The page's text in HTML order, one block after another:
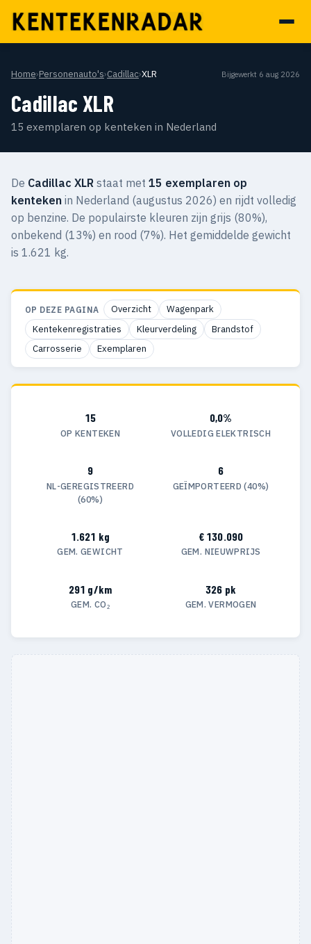
Home›Personenauto's›Cadillac›XLR Bijgewerkt 6 aug 2026
Cadillac XLR
15 exemplaren op kenteken in Nederland
De Cadillac XLR staat met 15 exemplaren op
kenteken in Nederland (augustus 2026) en rijdt volledig
op benzine. De populairste kleuren zijn grijs (80%),
onbekend (13%) en rood (7%). Het gemiddelde gewicht
is 1.621 kg.
OP DEZE PAGINA Overzicht
Wagenpark
Kentekenregistraties
Kleurverdeling
Brandstof
Carrosserie
Exemplaren
15
OP KENTEKEN
0,0%
VOLLEDIG ELEKTRISCH
9
NL-GEREGISTREERD
(60%)
6
GEÏMPORTEERD (40%)
1.621 kg
GEM. GEWICHT
€ 130.090
GEM. NIEUWPRIJS
291 g/km
GEM. CO₂
326 pk
GEM. VERMOGEN